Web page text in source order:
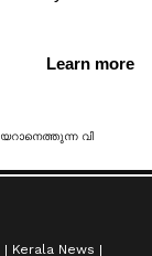
Kerala News